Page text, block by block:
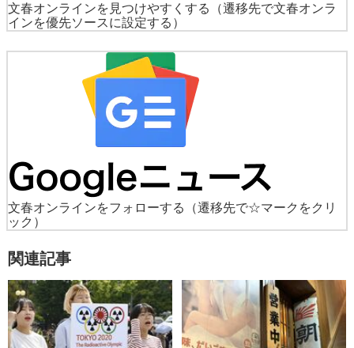
文春オンラインを見つけやすくする
（遷移先で文春オンラ
インを優先ソースに設定する）
文春オンラインをフォローする
（遷移先で☆マークをクリ
ック）
関連記事